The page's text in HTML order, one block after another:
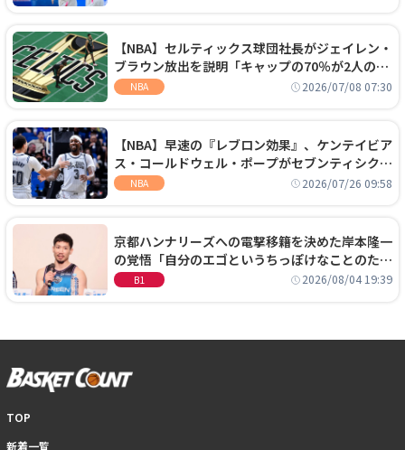
【NBA】セルティックス球団社長がジェイレン・
ブラウン放出を説明「キャップの70％が2人の選
手に集中するチームでは勝てない」
NBA 2026/07/08 07:30
【NBA】早速の『レブロン効果』、ケンテイビア
ス・コールドウェル・ポープがセブンティシクサ
ーズに1年契約で加入
NBA 2026/07/26 09:58
京都ハンナリーズへの電撃移籍を決めた岸本隆一
の覚悟「自分のエゴというちっぽけなことのため
に、京都に来たわけではない」
B1 2026/08/04 19:39
TOP
新着一覧